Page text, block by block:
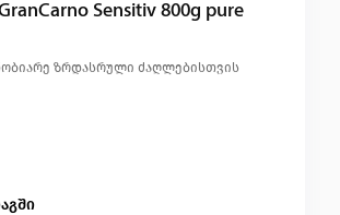
Sensitiv 800g pure
ზრდასრული ძაღლებისთვის